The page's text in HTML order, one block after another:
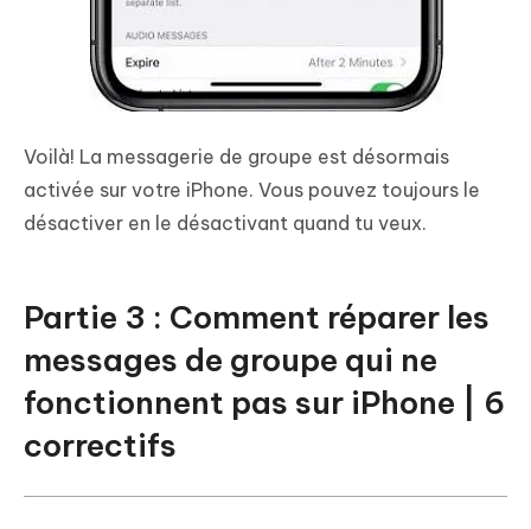
Voilà! La messagerie de groupe est désormais
activée sur votre iPhone. Vous pouvez toujours le
désactiver en le désactivant quand tu veux.
Partie 3 : Comment réparer les
messages de groupe qui ne
fonctionnent pas sur iPhone | 6
correctifs